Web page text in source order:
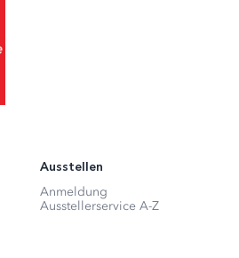
Ausstellen
Anmeldung
Ausstellerservice A-Z